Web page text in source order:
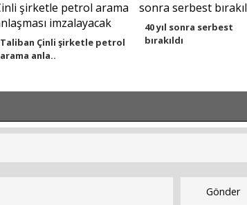
Taliban Çinli şirketle petrol
arama anla..
40 yıl sonra serbest
bırakıldı